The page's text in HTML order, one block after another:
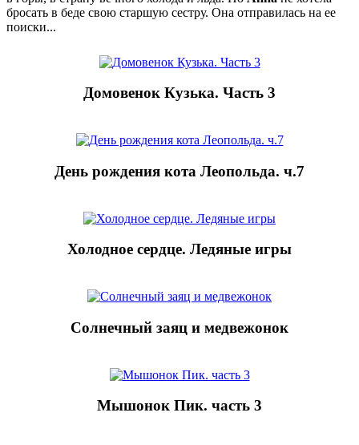
бросать в беде свою старшую сестру. Она отправилась на ее
поиски...
Домовенок Кузька. Часть 3
День рождения кота Леопольда. ч.7
Холодное сердце. Ледяные игры
Солнечный заяц и медвежонок
Мышонок Пик. часть 3